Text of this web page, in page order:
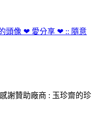
❤ 愛分享 ❤ :: 隨意
謝贊助廠商 : 玉珍齋的珍